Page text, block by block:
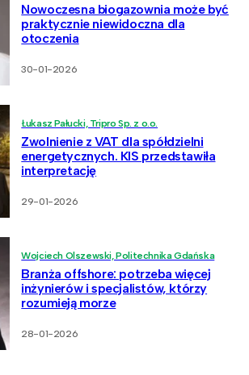
Nowoczesna biogazownia może być
praktycznie niewidoczna dla
otoczenia
30-01-2026
Łukasz Pałucki, Tripro Sp. z o.o.
Zwolnienie z VAT dla spółdzielni
energetycznych. KIS przedstawiła
interpretację
29-01-2026
Wojciech Olszewski, Politechnika Gdańska
Branża offshore: potrzeba więcej
inżynierów i specjalistów, którzy
rozumieją morze
28-01-2026